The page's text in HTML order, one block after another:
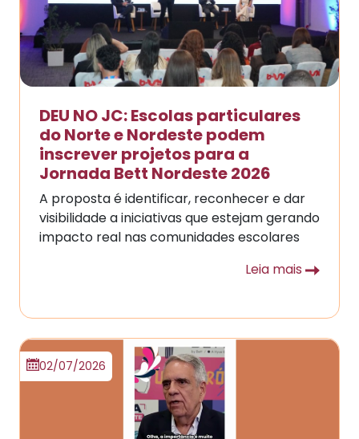
DEU NO JC: Escolas particulares
do Norte e Nordeste podem
inscrever projetos para a
Jornada Bett Nordeste 2026
A proposta é identificar, reconhecer e dar
visibilidade a iniciativas que estejam gerando
impacto real nas comunidades escolares
Leia mais
02/07/2026